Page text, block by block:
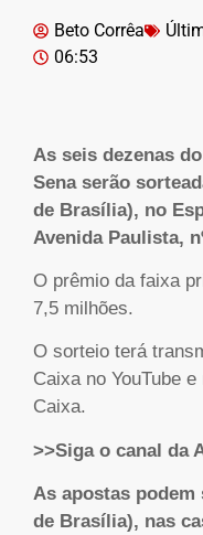
Beto Corrêa
06:53
As seis dezenas
Sena serão
de Brasília), no
Avenida Paulista,
O prêmio da faixa
7,5 milhões.
O sorteio terá
Caixa no YouTube
Caixa.
>>Siga o canal da
As apostas
de Brasília), nas